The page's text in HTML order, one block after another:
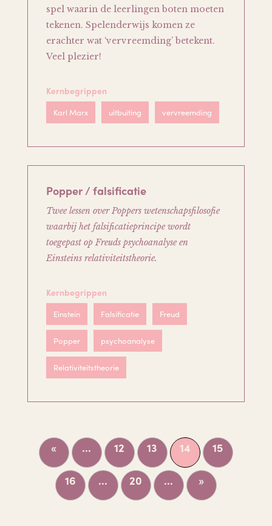
spel waarin de leerlingen boten moeten
tekenen. Spelenderwijs komen ze
erachter wat ‘vervreemding’ betekent.
Veel plezier!
Kernbegrippen
Karl Marx uitbuiting vervreemding
Popper / falsificatie
Twee lessen over Poppers wetenschapsfilosofie
waarbij het falsificatieprincipe wordt
toegepast op Freuds psychoanalyse en
Einsteins relativiteitstheorie.
Kernbegrippen
Einstein Falsificatie Freud
Popper psychoanalyse
Relativiteitstheorie
« ... 12 13 14 15
16 ... 20 ... »